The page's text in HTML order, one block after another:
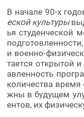
В начале 90-х
еской культуры
ья студенческой
и военно-
тается открытой
авленность
количества
жны в будущем
ентов, их